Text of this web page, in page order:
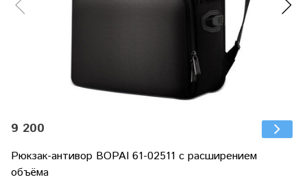
9 200
Рюкзак-антивор BOPAI 61-02511 с расширением
объёма